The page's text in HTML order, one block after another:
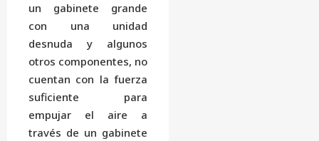
un gabinete grande
con una unidad
desnuda y algunos
otros componentes, no
cuentan con la fuerza
suficiente para
empujar el aire a
través de un gabinete